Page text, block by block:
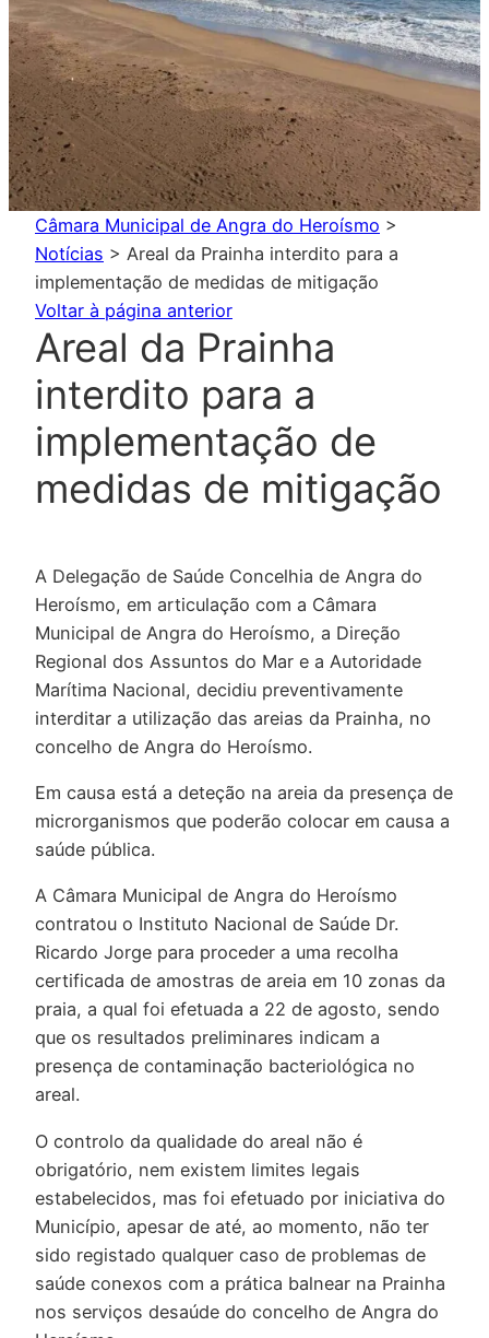
Câmara Municipal de Angra do Heroísmo >
Notícias > Areal da Prainha interdito para a
implementação de medidas de mitigação
Voltar à página anterior
Areal da Prainha
interdito para a
implementação de
medidas de mitigação
A Delegação de Saúde Concelhia de Angra do
Heroísmo, em articulação com a Câmara
Municipal de Angra do Heroísmo, a Direção
Regional dos Assuntos do Mar e a Autoridade
Marítima Nacional, decidiu preventivamente
interditar a utilização das areias da Prainha, no
concelho de Angra do Heroísmo.
Em causa está a deteção na areia da presença de
microrganismos que poderão colocar em causa a
saúde pública.
A Câmara Municipal de Angra do Heroísmo
contratou o Instituto Nacional de Saúde Dr.
Ricardo Jorge para proceder a uma recolha
certificada de amostras de areia em 10 zonas da
praia, a qual foi efetuada a 22 de agosto, sendo
que os resultados preliminares indicam a
presença de contaminação bacteriológica no
areal.
O controlo da qualidade do areal não é
obrigatório, nem existem limites legais
estabelecidos, mas foi efetuado por iniciativa do
Município, apesar de até, ao momento, não ter
sido registado qualquer caso de problemas de
saúde conexos com a prática balnear na Prainha
nos serviços desaúde do concelho de Angra do